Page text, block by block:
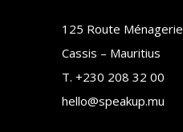
125 Route Ménagerie
Cassis – Mauritius
T. +230 208 32 00
hello@speakup.mu